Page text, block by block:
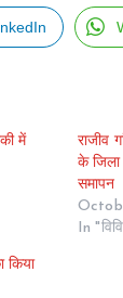
में
राजीव
के
समापन
In
किया